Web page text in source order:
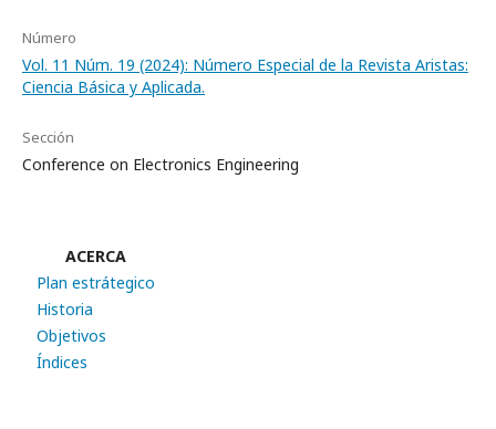
Número
Vol. 11 Núm. 19 (2024): Número Especial de la Revista Aristas:
Ciencia Básica y Aplicada.
Sección
Conference on Electronics Engineering
ACERCA
Plan estrátegico
Historia
Objetivos
Índices